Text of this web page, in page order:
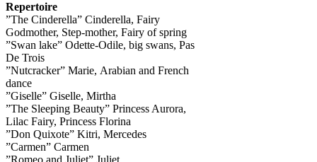
Repertoire
”The Cinderella” Cinderella, Fairy
Godmother, Step-mother, Fairy of spring
”Swan lake” Odette-Odile, big swans, Pas
De Trois
”Nutcracker” Marie, Arabian and French
dance
”Giselle” Giselle, Mirtha
”The Sleeping Beauty” Princess Aurora,
Lilac Fairy, Princess Florina
”Don Quixote” Kitri, Mercedes
”Carmen” Carmen